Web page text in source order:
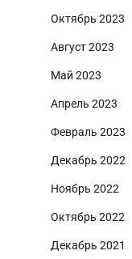
Октябрь 2023
Август 2023
Май 2023
Апрель 2023
Февраль 2023
Декабрь 2022
Ноябрь 2022
Октябрь 2022
Декабрь 2021